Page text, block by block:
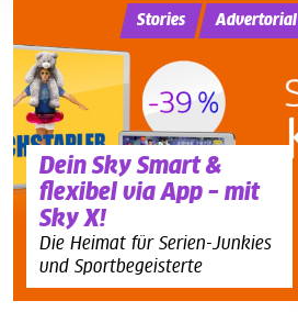
Dein Sky Smart &
flexibel via App – mit
Sky X!
Die Heimat für Serien-Junkies
und Sportbegeisterte
Stories Advertorial